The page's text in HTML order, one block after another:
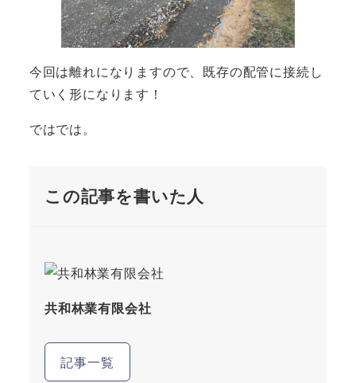
今回は離れになりますので、既存の配管に接続し
ていく形になります！
ではでは。
この記事を書いた人
共和林業有限会社
記事一覧